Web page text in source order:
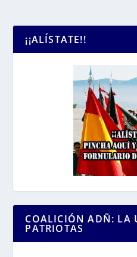
¡¡ALÍSTATE!!
COALICIÓN ADÑ: LA
PATRIOTAS